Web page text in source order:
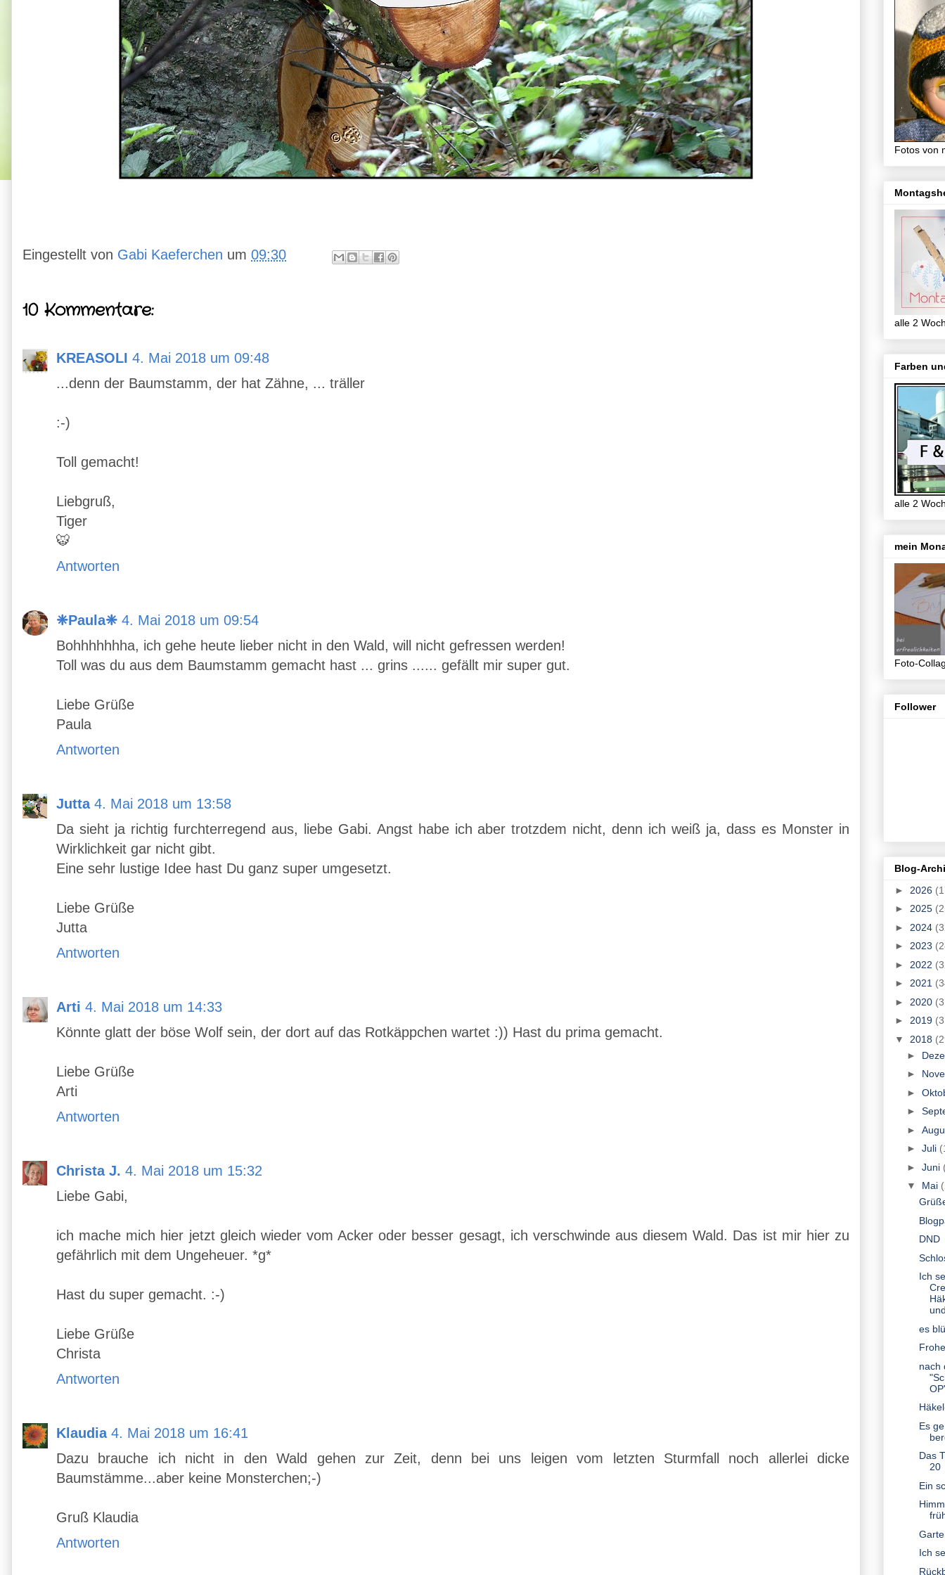
Eingestellt von Gabi Kaeferchen um 09:30
10 Kommentare:
KREASOLI 4. Mai 2018 um 09:48
...denn der Baumstamm, der hat Zähne, ... träller
:-)
Toll gemacht!
Liebgruß,
Tiger
🐯
Antworten
❈Paula❈ 4. Mai 2018 um 09:54
Bohhhhhhha, ich gehe heute lieber nicht in den Wald, will nicht gefressen werden!
Toll was du aus dem Baumstamm gemacht hast ... grins ...... gefällt mir super gut.
Liebe Grüße
Paula
Antworten
Jutta 4. Mai 2018 um 13:58
Da sieht ja richtig furchterregend aus, liebe Gabi. Angst habe ich aber trotzdem nicht, denn ich weiß ja, dass es Monster in
Wirklichkeit gar nicht gibt.
Eine sehr lustige Idee hast Du ganz super umgesetzt.
Liebe Grüße
Jutta
Antworten
Arti 4. Mai 2018 um 14:33
Könnte glatt der böse Wolf sein, der dort auf das Rotkäppchen wartet :)) Hast du prima gemacht.
Liebe Grüße
Arti
Antworten
Christa J. 4. Mai 2018 um 15:32
Liebe Gabi,
ich mache mich hier jetzt gleich wieder vom Acker oder besser gesagt, ich verschwinde aus diesem Wald. Das ist mir hier zu
gefährlich mit dem Ungeheuer. *g*
Hast du super gemacht. :-)
Liebe Grüße
Christa
Antworten
Klaudia 4. Mai 2018 um 16:41
Dazu brauche ich nicht in den Wald gehen zur Zeit, denn bei uns leigen vom letzten Sturmfall noch allerlei dicke
Baumstämme...aber keine Monsterchen;-)
Gruß Klaudia
Antworten
Fotos von
alle 2
Farben
alle 2
mein
Foto-
Follower
Blog-
► 2026
► 2025
► 2024
► 2023
► 2022
► 2021
► 2020
► 2019
▼ 2018
►
►
►
►
►
► Juli
► Juni
▼ Mai
DND
Ich
es
nach
Es
Das
20
Ein
Ich